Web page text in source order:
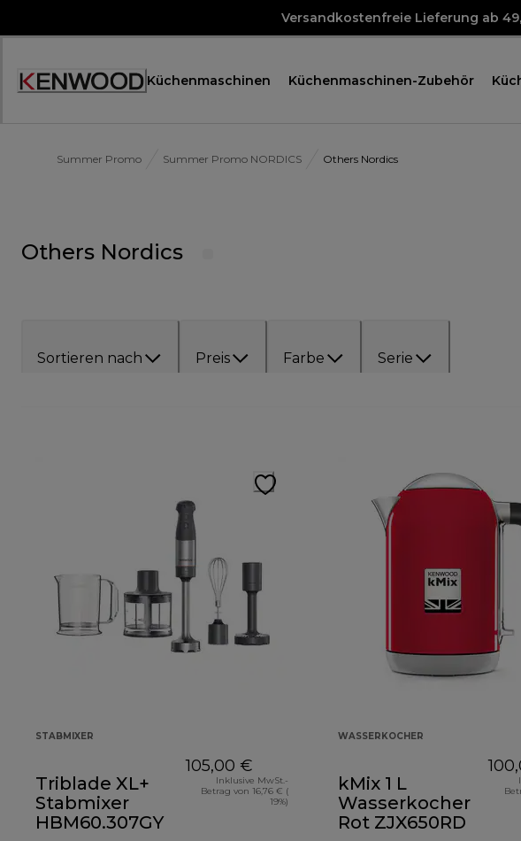
Versandkostenfreie Lieferung ab
Accessibility
Küchenmaschinen Küchenmaschinen-Zubehör
Summer Promo Summer Promo NORDICS Others Nordics
Others Nordics
Sortieren nach Preis Farbe Serie
STABMIXER
Triblade XL+
Stabmixer
HBM60.307GY
105,00 €
Inklusive MwSt.-
Betrag von 16,76 € (
19%)
WASSERKOCHER
kMix 1 L
Wasserkocher
Rot ZJX650RD